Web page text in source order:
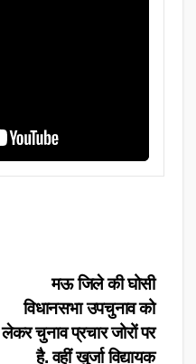
मऊ जिले की घोसी
विधानसभा उपचुनाव को
लेकर चुनाव प्रचार जोरों पर
है. वहीं खुर्जा विद्यायक